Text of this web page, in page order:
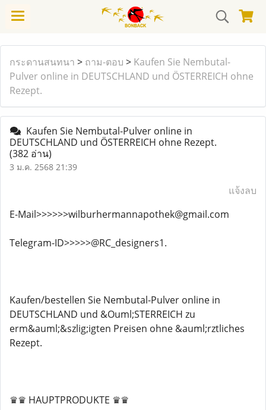
กระดานสนทนา > ถาม-ตอบ > Kaufen Sie Nembutal-
Pulver online in DEUTSCHLAND und ÖSTERREICH ohne
Rezept.
Kaufen Sie Nembutal-Pulver online in
DEUTSCHLAND und ÖSTERREICH ohne Rezept.
(382 อ่าน)
3 ม.ค. 2568 21:39
แจ้งลบ
E-Mail>>>>>>wilburhermannapothek@gmail.com
Telegram-ID>>>>>@RC_designers1.
Kaufen/bestellen Sie Nembutal-Pulver online in
DEUTSCHLAND und &Ouml;STERREICH zu
erm&auml;&szlig;igten Preisen ohne &auml;rztliches
Rezept.
♛♛ HAUPTPRODUKTE ♛♛